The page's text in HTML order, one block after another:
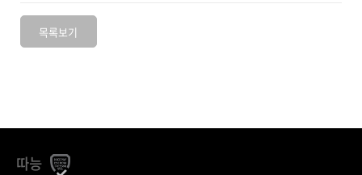
목록보기
따능